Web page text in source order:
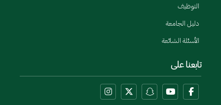
التوظيف
دليل الجامعة
الأسئلة الشائعة
تابعنا على